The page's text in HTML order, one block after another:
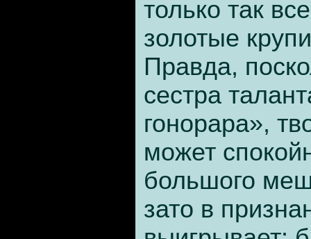
только так
золотые
Правда,
сестра
гонорара»,
может
большого
зато в